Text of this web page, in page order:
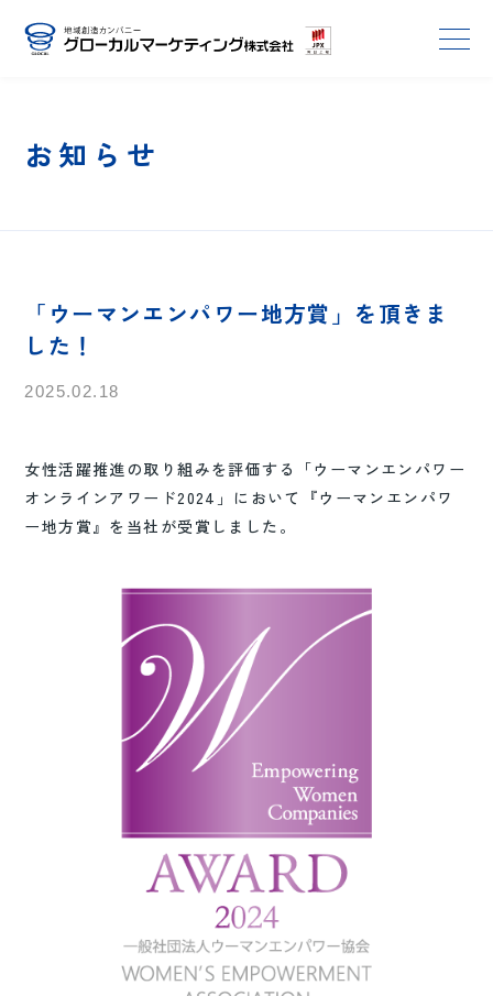
お知らせ
「ウーマンエンパワー地方賞」を頂きま
した！
2025.02.18
女性活躍推進の取り組みを評価する「ウーマンエンパワー
オンラインアワード2024」において『ウーマンエンパワ
ー地方賞』を当社が受賞しました。